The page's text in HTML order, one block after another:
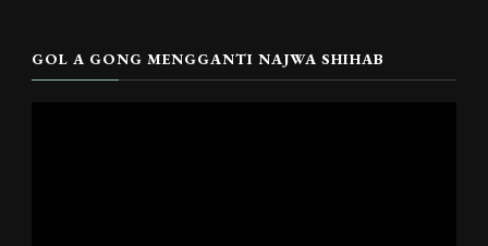
GOL A GONG MENGGANTI NAJWA SHIHAB